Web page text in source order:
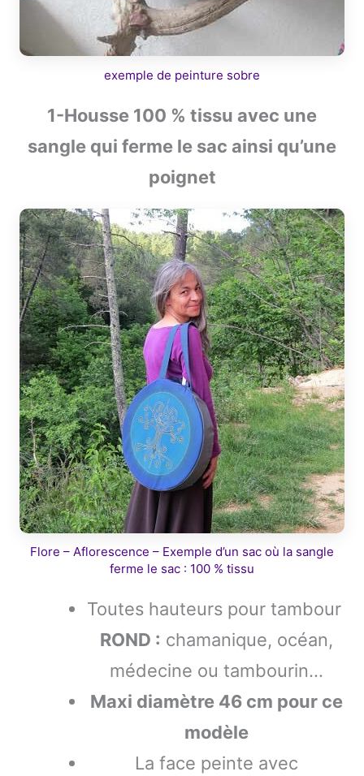
exemple de peinture sobre
1-Housse 100 % tissu avec une
sangle qui ferme le sac ainsi qu’une
poignet
Flore – Aflorescence – Exemple d’un sac où la sangle
ferme le sac : 100 % tissu
Toutes hauteurs pour tambour
ROND : chamanique, océan,
médecine ou tambourin…
Maxi diamètre 46 cm pour ce
modèle
La face peinte avec